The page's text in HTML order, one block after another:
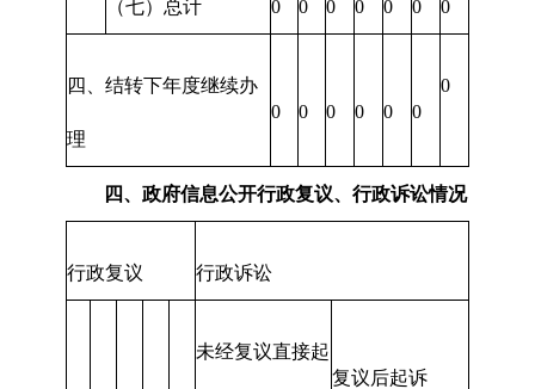
（七）总计 0 0 0 0 0 0 0
四、结转下年度继续办
理
0 0 0 0 0 0
0
四、政府信息公开行政复议、行政诉讼情况
行政复议 行政诉讼
未经复议直接起
复议后起诉